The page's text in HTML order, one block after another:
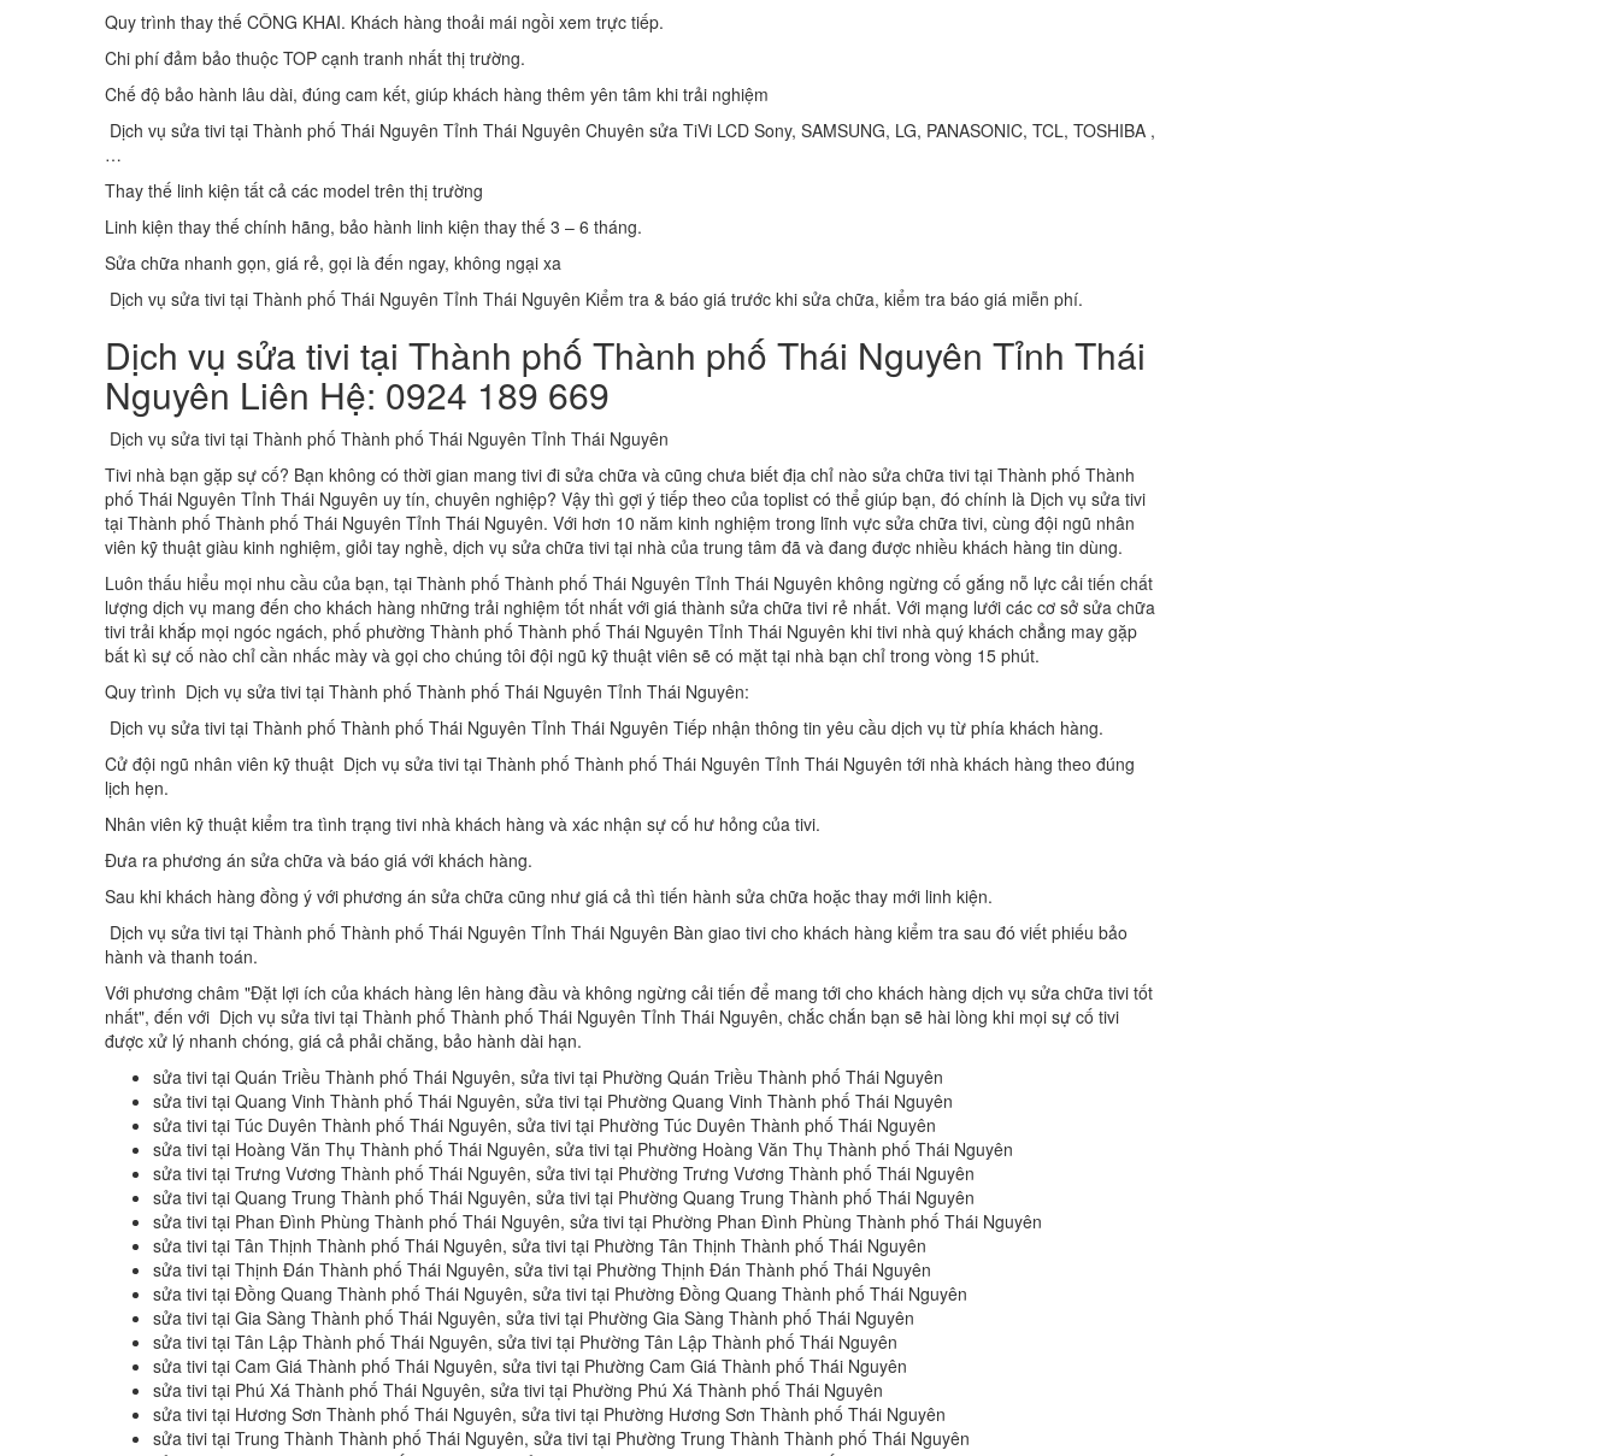
Quy trình thay thế CÔNG KHAI. Khách hàng thoải mái ngồi xem trực tiếp.
Chi phí đảm bảo thuộc TOP cạnh tranh nhất thị trường.
Chế độ bảo hành lâu dài, đúng cam kết, giúp khách hàng thêm yên tâm khi trải nghiệm
Dịch vụ sửa tivi tại Thành phố Thái Nguyên Tỉnh Thái Nguyên Chuyên sửa TiVi LCD Sony, SAMSUNG, LG, PANASONIC, TCL, TOSHIBA ,
…
Thay thế linh kiện tất cả các model trên thị trường
Linh kiện thay thế chính hãng, bảo hành linh kiện thay thế 3 – 6 tháng.
Sửa chữa nhanh gọn, giá rẻ, gọi là đến ngay, không ngại xa
Dịch vụ sửa tivi tại Thành phố Thái Nguyên Tỉnh Thái Nguyên Kiểm tra & báo giá trước khi sửa chữa, kiểm tra báo giá miễn phí.
Dịch vụ sửa tivi tại Thành phố Thành phố Thái Nguyên Tỉnh Thái
Nguyên Liên Hệ: 0924 189 669
Dịch vụ sửa tivi tại Thành phố Thành phố Thái Nguyên Tỉnh Thái Nguyên
Tivi nhà bạn gặp sự cố? Bạn không có thời gian mang tivi đi sửa chữa và cũng chưa biết địa chỉ nào sửa chữa tivi tại Thành phố Thành
phố Thái Nguyên Tỉnh Thái Nguyên uy tín, chuyên nghiệp? Vậy thì gợi ý tiếp theo của toplist có thể giúp bạn, đó chính là Dịch vụ sửa tivi
tại Thành phố Thành phố Thái Nguyên Tỉnh Thái Nguyên. Với hơn 10 năm kinh nghiệm trong lĩnh vực sửa chữa tivi, cùng đội ngũ nhân
viên kỹ thuật giàu kinh nghiệm, giỏi tay nghề, dịch vụ sửa chữa tivi tại nhà của trung tâm đã và đang được nhiều khách hàng tin dùng.
Luôn thấu hiểu mọi nhu cầu của bạn, tại Thành phố Thành phố Thái Nguyên Tỉnh Thái Nguyên không ngừng cố gắng nỗ lực cải tiến chất
lượng dịch vụ mang đến cho khách hàng những trải nghiệm tốt nhất với giá thành sửa chữa tivi rẻ nhất. Với mạng lưới các cơ sở sửa chữa
tivi trải khắp mọi ngóc ngách, phố phường Thành phố Thành phố Thái Nguyên Tỉnh Thái Nguyên khi tivi nhà quý khách chẳng may gặp
bất kì sự cố nào chỉ cần nhấc mày và gọi cho chúng tôi đội ngũ kỹ thuật viên sẽ có mặt tại nhà bạn chỉ trong vòng 15 phút.
Quy trình Dịch vụ sửa tivi tại Thành phố Thành phố Thái Nguyên Tỉnh Thái Nguyên:
Dịch vụ sửa tivi tại Thành phố Thành phố Thái Nguyên Tỉnh Thái Nguyên Tiếp nhận thông tin yêu cầu dịch vụ từ phía khách hàng.
Cử đội ngũ nhân viên kỹ thuật Dịch vụ sửa tivi tại Thành phố Thành phố Thái Nguyên Tỉnh Thái Nguyên tới nhà khách hàng theo đúng
lịch hẹn.
Nhân viên kỹ thuật kiểm tra tình trạng tivi nhà khách hàng và xác nhận sự cố hư hỏng của tivi.
Đưa ra phương án sửa chữa và báo giá với khách hàng.
Sau khi khách hàng đồng ý với phương án sửa chữa cũng như giá cả thì tiến hành sửa chữa hoặc thay mới linh kiện.
Dịch vụ sửa tivi tại Thành phố Thành phố Thái Nguyên Tỉnh Thái Nguyên Bàn giao tivi cho khách hàng kiểm tra sau đó viết phiếu bảo
hành và thanh toán.
Với phương châm "Đặt lợi ích của khách hàng lên hàng đầu và không ngừng cải tiến để mang tới cho khách hàng dịch vụ sửa chữa tivi tốt
nhất", đến với Dịch vụ sửa tivi tại Thành phố Thành phố Thái Nguyên Tỉnh Thái Nguyên, chắc chắn bạn sẽ hài lòng khi mọi sự cố tivi
được xử lý nhanh chóng, giá cả phải chăng, bảo hành dài hạn.
sửa tivi tại Quán Triều Thành phố Thái Nguyên, sửa tivi tại Phường Quán Triều Thành phố Thái Nguyên
sửa tivi tại Quang Vinh Thành phố Thái Nguyên, sửa tivi tại Phường Quang Vinh Thành phố Thái Nguyên
sửa tivi tại Túc Duyên Thành phố Thái Nguyên, sửa tivi tại Phường Túc Duyên Thành phố Thái Nguyên
sửa tivi tại Hoàng Văn Thụ Thành phố Thái Nguyên, sửa tivi tại Phường Hoàng Văn Thụ Thành phố Thái Nguyên
sửa tivi tại Trưng Vương Thành phố Thái Nguyên, sửa tivi tại Phường Trưng Vương Thành phố Thái Nguyên
sửa tivi tại Quang Trung Thành phố Thái Nguyên, sửa tivi tại Phường Quang Trung Thành phố Thái Nguyên
sửa tivi tại Phan Đình Phùng Thành phố Thái Nguyên, sửa tivi tại Phường Phan Đình Phùng Thành phố Thái Nguyên
sửa tivi tại Tân Thịnh Thành phố Thái Nguyên, sửa tivi tại Phường Tân Thịnh Thành phố Thái Nguyên
sửa tivi tại Thịnh Đán Thành phố Thái Nguyên, sửa tivi tại Phường Thịnh Đán Thành phố Thái Nguyên
sửa tivi tại Đồng Quang Thành phố Thái Nguyên, sửa tivi tại Phường Đồng Quang Thành phố Thái Nguyên
sửa tivi tại Gia Sàng Thành phố Thái Nguyên, sửa tivi tại Phường Gia Sàng Thành phố Thái Nguyên
sửa tivi tại Tân Lập Thành phố Thái Nguyên, sửa tivi tại Phường Tân Lập Thành phố Thái Nguyên
sửa tivi tại Cam Giá Thành phố Thái Nguyên, sửa tivi tại Phường Cam Giá Thành phố Thái Nguyên
sửa tivi tại Phú Xá Thành phố Thái Nguyên, sửa tivi tại Phường Phú Xá Thành phố Thái Nguyên
sửa tivi tại Hương Sơn Thành phố Thái Nguyên, sửa tivi tại Phường Hương Sơn Thành phố Thái Nguyên
sửa tivi tại Trung Thành Thành phố Thái Nguyên, sửa tivi tại Phường Trung Thành Thành phố Thái Nguyên